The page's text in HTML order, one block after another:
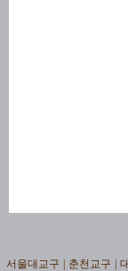
서울대교구 춘천교구